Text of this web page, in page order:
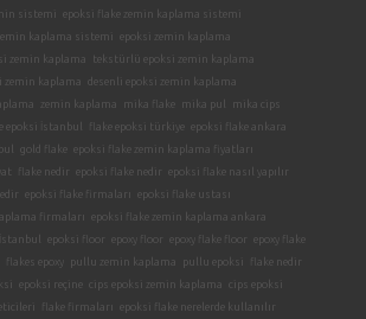
sistemi
epoksi flake zemin kaplama sistemi
kaplama sistemi epoksi zemin kaplama
zemin kaplama
tekstürlü epoksi zemin kaplama
zemin kaplama
desenli epoksi zemin kaplama
zemin kaplama mika flake mika pul
mika cips
epoksi İstanbul flake epoksi türkiye epoksi flake ankara
gold flake epoksi flake zemin kaplama fiyatları
flake nedir epoksi flake nedir
epoksi flake nasıl yapılır
epoksi flake firmaları epoksi flake ustası
firmaları
epoksi flake zemin kaplama ankara
epoksi floor epoxy floor epoxy flake floor
epoxy flake
flakes epoxy pullu zemin kaplama pullu epoksi
flake nedir
epoksi reçine cips epoksi zemin kaplama cips epoksi
flake firmaları epoksi flake nerelerde kullanılır